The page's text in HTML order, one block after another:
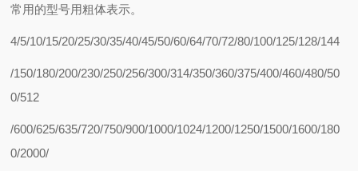
常用的型号用粗体表示。
4/5/10/15/20/25/30/35/40/45/50/60/64/70/72/80/100/125/128/144
/150/180/200/230/250/256/300/314/350/360/375/400/460/480/50
0/512
/600/625/635/720/750/900/1000/1024/1200/1250/1500/1600/180
0/2000/